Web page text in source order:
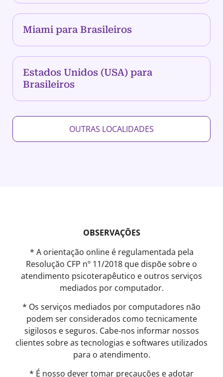
Miami para Brasileiros
Estados Unidos (USA) para
Brasileiros
OUTRAS LOCALIDADES
OBSERVAÇÕES
* A orientação online é regulamentada pela
Resolução CFP nº 11/2018 que dispõe sobre o
atendimento psicoterapêutico e outros serviços
mediados por computador.
* Os serviços mediados por computadores não
podem ser considerados como tecnicamente
sigilosos e seguros. Cabe-nos informar nossos
clientes sobre as tecnologias e softwares utilizados
para o atendimento.
* É nosso dever tomar precauções e adotar